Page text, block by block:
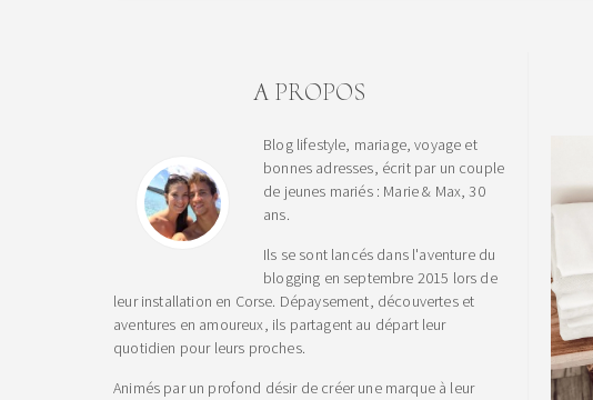
A PROPOS
Blog lifestyle, mariage, voyage et
bonnes adresses, écrit par un couple
de jeunes mariés : Marie & Max, 30
ans.
Ils se sont lancés dans l'aventure du
blogging en septembre 2015 lors de
leur installation en Corse. Dépaysement, découvertes et
aventures en amoureux, ils partagent au départ leur
quotidien pour leurs proches.
Animés par un profond désir de créer une marque à leur